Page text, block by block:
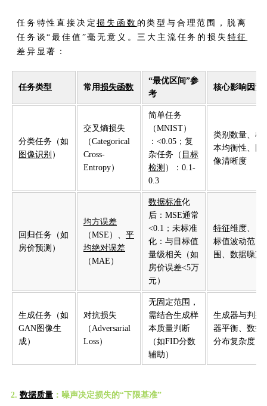
任务特性直接决定损失函数 的类型与合理范围，脱离
任务谈“最佳值”毫无意义。三大主流任务的损失 特征
差异显著：
任务类型 常用损失函数
“最优区间”参
考
核心影响因素
分类任务（如
图像识别 ）
交叉熵损失
（Categorical
Cross-
Entropy）
简单任务
（MNIST）
：<0.05；复
杂任务（ 目标
检测 ）：0.1-
0.3
类别数量、样
本均衡性、图
像清晰度
回归任务（如
房价预测）
均方误差
（MSE）、 平
均绝对误差
（MAE）
数据标准化
后：MSE通常
<0.1；未标准
化：与目标值
量级相关（如
房价误差<5万
元）
特征维度、目
标值波动范
围、数据噪声
生成任务（如
GAN图像生
成）
对抗损失
（Adversarial
Loss）
无固定范围，
需结合生成样
本质量判断
（如FID分数
辅助）
生成器与判别
器平衡、数据
分布复杂度
2. 数据质量 ：噪声决定损失的“下限基准”